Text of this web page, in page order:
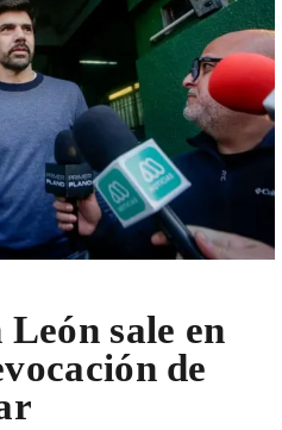
sale en
de